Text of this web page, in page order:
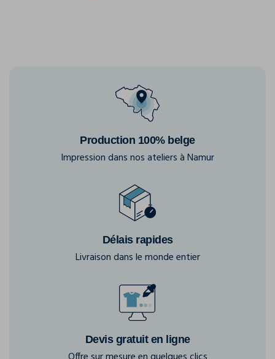
Production 100% belge
Impression dans nos ateliers à Namur
Délais rapides
Livraison dans le monde entier
Devis gratuit en ligne